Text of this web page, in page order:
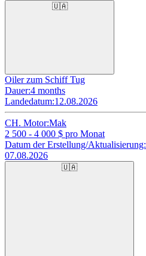
🇺🇦
Oiler zum Schiff Tug
Dauer:4 months
Landedatum:12.08.2026
CH. Motor:Mak
2 500 - 4 000 $ pro Monat
Datum der Erstellung/Aktualisierung:
07.08.2026
🇺🇦